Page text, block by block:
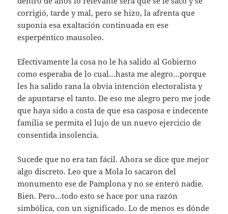
corrigió, tarde y mal, pero se hizo, la afrenta que
suponía esa exaltación continuada en ese
esperpéntico mausoleo.
Efectivamente la cosa no le ha salido al Gobierno
como esperaba de lo cual…hasta me alegro…porque
les ha salido rana la obvia intención electoralista y
de apuntarse el tanto. De eso me alegro pero me jode
que haya sido a costa de que esa casposa e indecente
familia se permita el lujo de un nuevo ejercicio de
consentida insolencia.
Sucede que no era tan fácil. Ahora se dice que mejor
algo discreto. Leo que a Mola lo sacaron del
monumento ese de Pamplona y no se enteró nadie.
Bien. Pero…todo esto se hace por una razón
simbólica, con un significado. Lo de menos es dónde